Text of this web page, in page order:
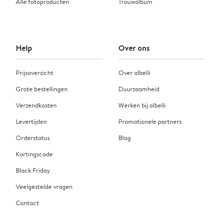
Help
Prijsoverzicht
Grote bestellingen
Verzendkosten
Levertijden
Orderstatus
Kortingscode
Black Friday
Veelgestelde vragen
Contact
Over ons
Over albelli
Duurzaamheid
Werken bij albelli
Promotionele partners
Blog